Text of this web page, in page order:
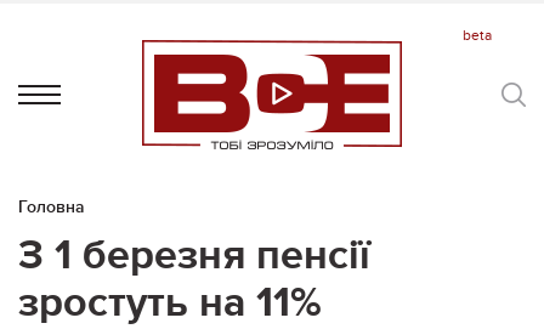
Головна
З 1 березня пенсії
зростуть на 11%